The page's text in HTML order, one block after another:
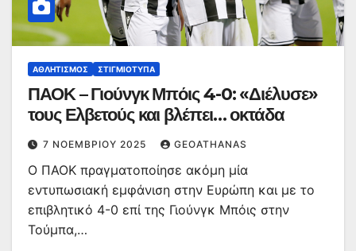
ΑΘΛΗΤΙΣΜΌΣ ΣΤΙΓΜΙΌΤΥΠΑ
ΠΑΟΚ – Γιούνγκ Μπόις 4-0: «Διέλυσε»
τους Ελβετούς και βλέπει… οκτάδα
7 ΝΟΕΜΒΡΊΟΥ 2025 GEOATHANAS
Ο ΠΑΟΚ πραγματοποίησε ακόμη μία
εντυπωσιακή εμφάνιση στην Ευρώπη και με το
επιβλητικό 4-0 επί της Γιούνγκ Μπόις στην
Τούμπα,…